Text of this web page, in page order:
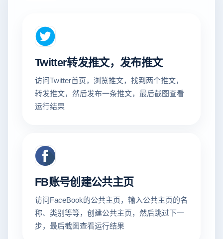
Twitter转发推文，发布推文
访问Twitter首页，浏览推文，找到两个推文，
转发推文，然后发布一条推文，最后截图查看
运行结果
FB账号创建公共主页
访问FaceBook的公共主页，输入公共主页的名
称、类别等等，创建公共主页，然后跳过下一
步，最后截图查看运行结果